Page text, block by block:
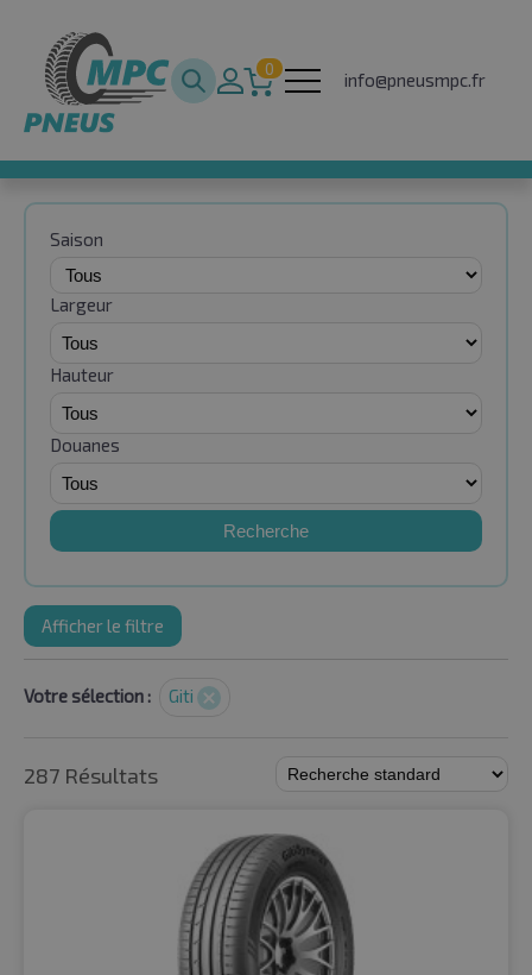
0
info@pneusmpc.fr
Saison
Largeur
Hauteur
Douanes
Recherche
Afficher le filtre
Votre sélection : Giti
287 Résultats